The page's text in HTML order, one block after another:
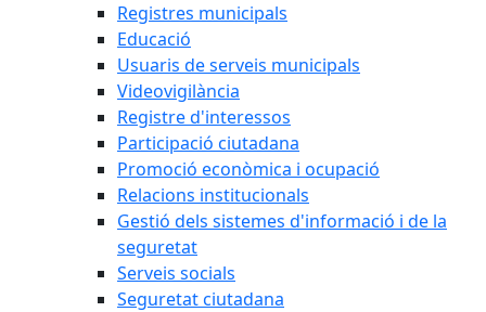
Registres municipals
Educació
Usuaris de serveis municipals
Videovigilància
Registre d'interessos
Participació ciutadana
Promoció econòmica i ocupació
Relacions institucionals
Gestió dels sistemes d'informació i de la
seguretat
Serveis socials
Seguretat ciutadana